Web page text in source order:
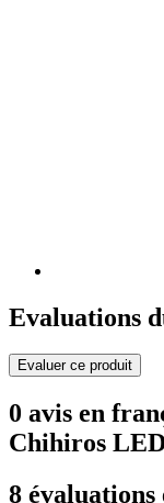
Evaluations
Evaluer ce produit
0 avis en
Chihiros
8